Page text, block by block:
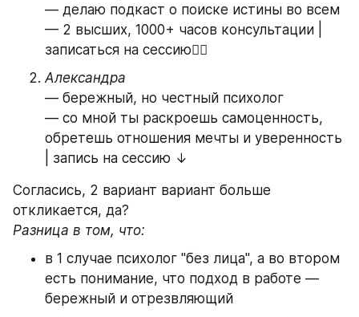
— делаю подкаст о поиске истины во всем
— 2 высших, 1000+ часов консультации |
записаться на сессию👇🏻
Александра
— бережный, но честный психолог
— со мной ты раскроешь самоценность,
обретешь отношения мечты и уверенность
| запись на сессию ↓
Согласись, 2 вариант вариант больше
откликается, да?
Разница в том, что:
в 1 случае психолог "без лица", а во втором
есть понимание, что подход в работе —
бережный и отрезвляющий